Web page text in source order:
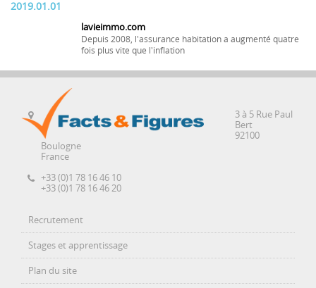
2019.01.01
lavieimmo.com
Depuis 2008, l'assurance habitation a augmenté quatre
fois plus vite que l'inflation
3 à 5 Rue Paul
Bert
92100
Boulogne
France
+33 (0)1 78 16 46 10
+33 (0)1 78 16 46 20
Recrutement
Stages et apprentissage
Plan du site